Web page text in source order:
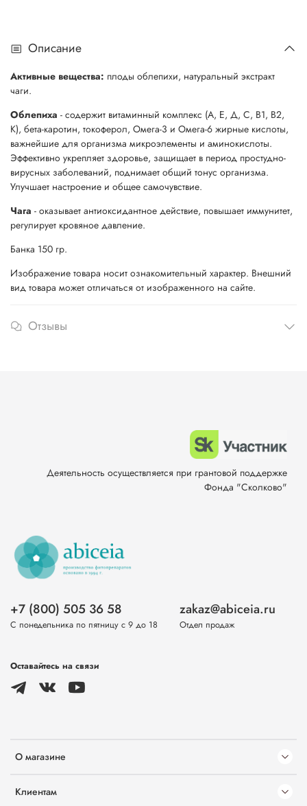
Описание
Активные вещества: плоды облепихи, натуральный экстракт
чаги.
Облепиха - содержит витаминный комплекс (А, Е, Д, С, В1, В2,
К), бета-каротин, токоферол, Омега-3 и Омега-6 жирные кислоты,
важнейшие для организма микроэлементы и аминокислоты.
Эффективно укрепляет здоровье, защищает в период простудно-
вирусных заболеваний, поднимает общий тонус организма.
Улучшает настроение и общее самочувствие.
Чага - оказывает антиоксидантное действие, повышает иммунитет,
регулирует кровяное давление.
Банка 150 гр.
Изображение товара носит ознакомительный характер. Внешний
вид товара может отличаться от изображенного на сайте.
Отзывы
О магазине
Клиентам
+7 (800) 505 36 58
С понедельника по пятницу с 9 до 18
zakaz@abiceia.ru
Отдел продаж
Оставайтесь на связи
Деятельность осуществляется при грантовой поддержке
Фонда "Сколково"